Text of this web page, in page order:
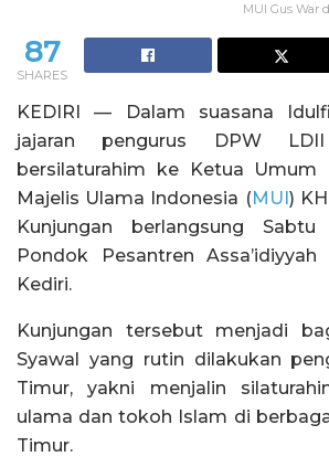
MUI Gus War
87
SHARES
KEDIRI — Dalam suasana
jajaran pengurus DPW
bersilaturahim ke Ketua Umum
Majelis Ulama Indonesia (MUI )
Kunjungan berlangsung
Pondok Pesantren
Kediri.
Kunjungan tersebut menjadi
Syawal yang rutin dilakukan
Timur, yakni menjalin
ulama dan tokoh Islam di
Timur.